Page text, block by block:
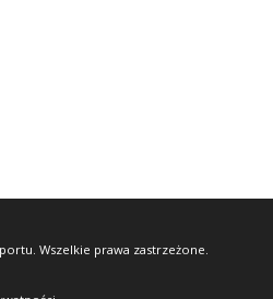
Wszelkie prawa zastrzeżone.